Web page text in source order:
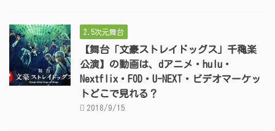
2.5次元舞台
【舞台「文豪ストレイドッグス」千穐楽
公演】の動画は、dアニメ・hulu・
Nextflix・FOD・U-NEXT・ビデオマーケッ
トどこで見れる？
2018/9/15